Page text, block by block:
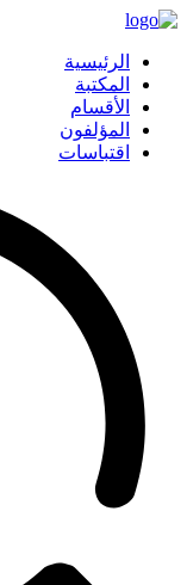
الرئيسية
المكتبة
الأقسام
المؤلفون
اقتباسات